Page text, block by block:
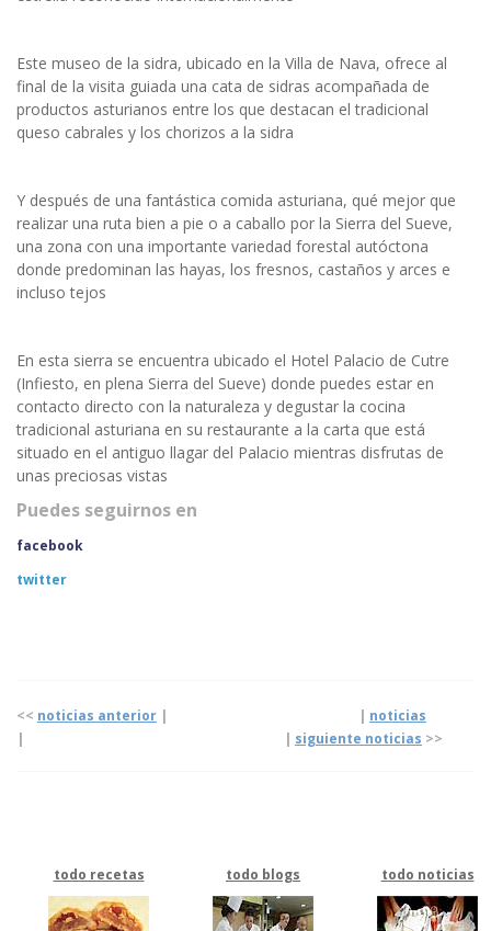
Este museo de la sidra, ubicado en la Villa de Nava, ofrece al
final de la visita guiada una cata de sidras acompañada de
productos asturianos entre los que destacan el tradicional
queso cabrales y los chorizos a la sidra
Y después de una fantástica comida asturiana, qué mejor que
realizar una ruta bien a pie o a caballo por la Sierra del Sueve,
una zona con una importante variedad forestal autóctona
donde predominan las hayas, los fresnos, castaños y arces e
incluso tejos
En esta sierra se encuentra ubicado el Hotel Palacio de Cutre
(Infiesto, en plena Sierra del Sueve) donde puedes estar en
contacto directo con la naturaleza y degustar la cocina
tradicional asturiana en su restaurante a la carta que está
situado en el antiguo llagar del Palacio mientras disfrutas de
unas preciosas vistas
Puedes seguirnos en
facebook
twitter
<< noticias anterior | | noticias
|
| siguiente noticias >>
todo recetas todo blogs todo noticias